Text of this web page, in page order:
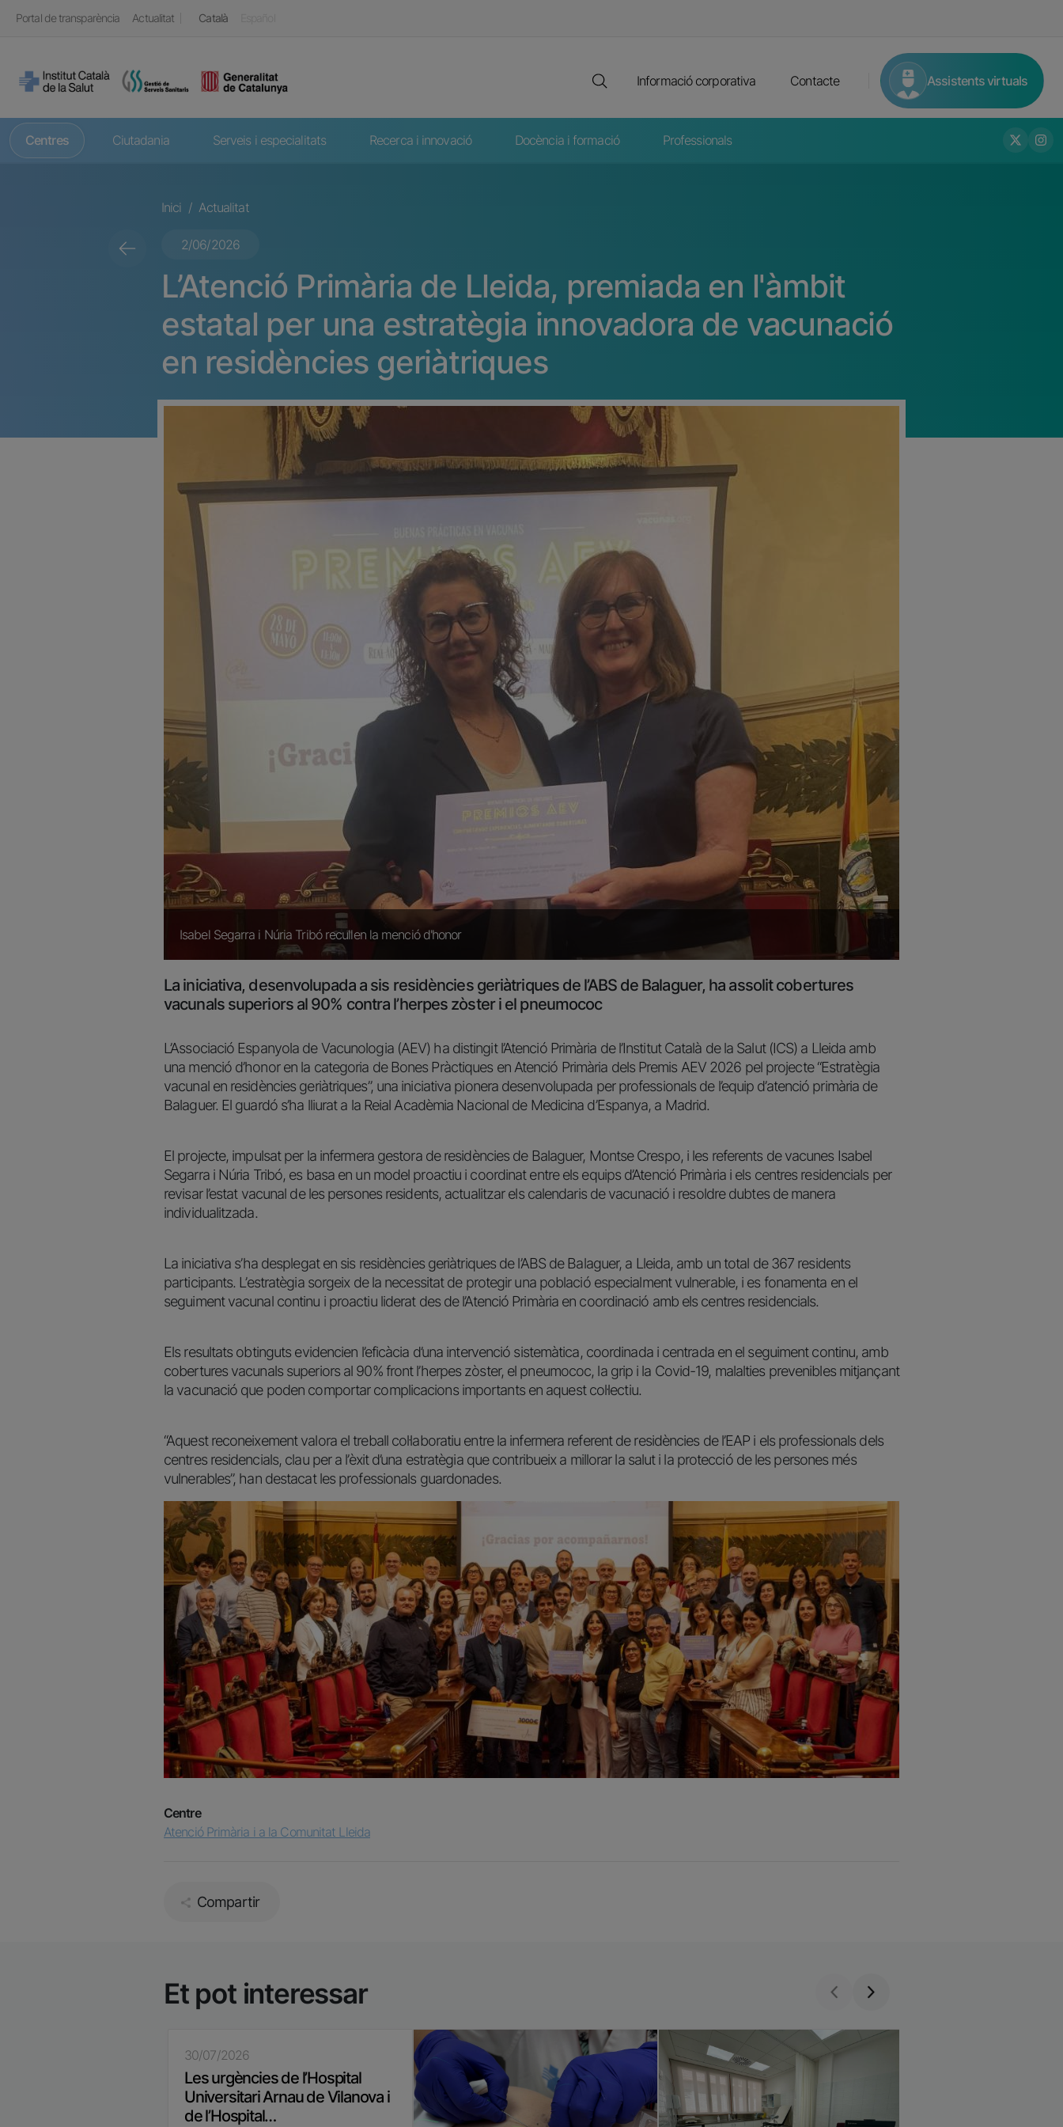
Top header
Portal de transparència Actualitat Català
Cerca full
Destacats
Informació corporativa Contacte
Imatge
Assistents virtuals
Navegació principal
Centres Ciutadania Serveis i especialitats Recerca i innovació Docència i formació Professionals
Fil d'ariadna
Inici Actualitat
2/06/2026
L’Atenció Primària de Lleida, premiada en l'àmbit
estatal per una estratègia innovadora de vacunació
en residències geriàtriques
Isabel Segarra i Núria Tribó recullen la menció d'honor
La iniciativa, desenvolupada a sis residències geriàtriques de l’ABS de Balaguer, ha assolit cobertures
vacunals superiors al 90% contra l’herpes zòster i el pneumococ
L’Associació Espanyola de Vacunologia (AEV) ha distingit l’Atenció Primària de l’Institut Català de la Salut (ICS) a Lleida amb
una menció d’honor en la categoria de Bones Pràctiques en Atenció Primària dels Premis AEV 2026 pel projecte “Estratègia
vacunal en residències geriàtriques”, una iniciativa pionera desenvolupada per professionals de l’equip d’atenció primària de
Balaguer. El guardó s’ha lliurat a la Reial Acadèmia Nacional de Medicina d’Espanya, a Madrid.
El projecte, impulsat per la infermera gestora de residències de Balaguer, Montse Crespo, i les referents de vacunes Isabel
Segarra i Núria Tribó, es basa en un model proactiu i coordinat entre els equips d’Atenció Primària i els centres residencials per
revisar l’estat vacunal de les persones residents, actualitzar els calendaris de vacunació i resoldre dubtes de manera
individualitzada.
La iniciativa s’ha desplegat en sis residències geriàtriques de l’ABS de Balaguer, a Lleida, amb un total de 367 residents
participants. L’estratègia sorgeix de la necessitat de protegir una població especialment vulnerable, i es fonamenta en el
seguiment vacunal continu i proactiu liderat des de l’Atenció Primària en coordinació amb els centres residencials.
Els resultats obtinguts evidencien l’eficàcia d’una intervenció sistemàtica, coordinada i centrada en el seguiment continu, amb
cobertures vacunals superiors al 90% front l’herpes zòster, el pneumococ, la grip i la Covid-19, malalties prevenibles mitjançant
la vacunació que poden comportar complicacions importants en aquest col·lectiu.
“Aquest reconeixement valora el treball col·laboratiu entre la infermera referent de residències de l’EAP i els professionals dels
centres residencials, clau per a l’èxit d’una estratègia que contribueix a millorar la salut i la protecció de les persones més
vulnerables”, han destacat les professionals guardonades.
Imatge
Centre
Atenció Primària i a la Comunitat Lleida
Compartir
Et pot interessar
30/07/2026
Les urgències de l’Hospital
Universitari Arnau de Vilanova i
de l’Hospital…